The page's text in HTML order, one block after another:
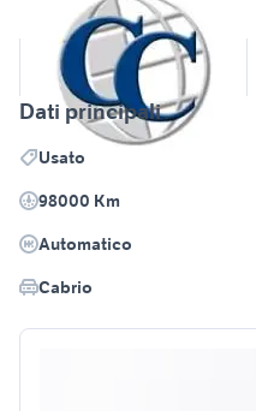
Dati principali
Usato
98000 Km
Automatico
Cabrio